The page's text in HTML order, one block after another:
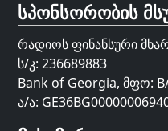
სპონსორობის
რადიოს ფინანსური
ს/კ: 236689883
Bank of Georgia, მფო:
ა/ა: